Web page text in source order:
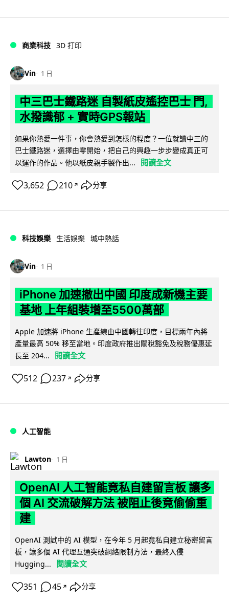
商業科技 3D 打印
Vin 1 日
中三巴士鐵路迷 自製紙皮遙控巴士 門,
水撥識郁 + 實時GPS報站
如果你熱愛一件事，你會熱愛到怎樣的程度？一位就讀中三的
巴士鐵路迷，選擇由零開始，把自己的興趣一步步變成真正可
以運作的作品。他以紙皮親手製作出...
閱讀全文
3,652 210 ↗ 分享
科技娛樂 生活娛樂 城中熱話
Vin 1 日
iPhone 加速撤出中國 印度成新機主要
基地 上年組裝增至5500萬部
Apple 加速將 iPhone 生產線由中國轉往印度，目標兩年內將
產量最高 50% 移至當地。印度政府推出關稅豁免及稅務優惠延
長至 204...
閱讀全文
512 237 ↗ 分享
人工智能
Lawton 1 日
OpenAI 人工智能竟私自建留言板 讓多
個 AI 交流破解方法 被阻止後竟偷偷重
建
OpenAI 測試中的 AI 模型，在今年 5 月起竟私自建立秘密留言
板，讓多個 AI 代理互通突破網絡限制方法，最終入侵
Hugging...
閱讀全文
351 45 ↗ 分享